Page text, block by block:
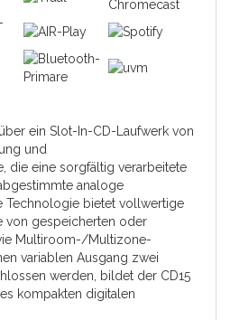
ein Slot-In-CD-Laufwerk von
und
die eine sorgfältig verarbeitete
analoge
Technologie bietet vollwertige
von gespeicherten oder
Multiroom-/Multizone-
variablen Ausgang zwei
werden, bildet der CD15
kompakten digitalen